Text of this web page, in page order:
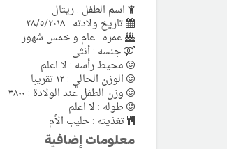
اسم الطفل : ريتال
تاريخ ولادته : ٢٨/٥/٢٠١٨
عمره : عام و خمس شهور
جنسه : أنثى
محيط رأسه : لا اعلم
الوزن الحالي : ١٢ تقريبا
وزن الطفل عند الولادة : ٣٨٠٠
طوله : لا اعلم
تغذيته : حليب الأم
معلومات إضافية